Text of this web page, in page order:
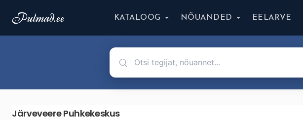
KATALOOG NÕUANDED EELARVE
Järveveere Puhkekeskus